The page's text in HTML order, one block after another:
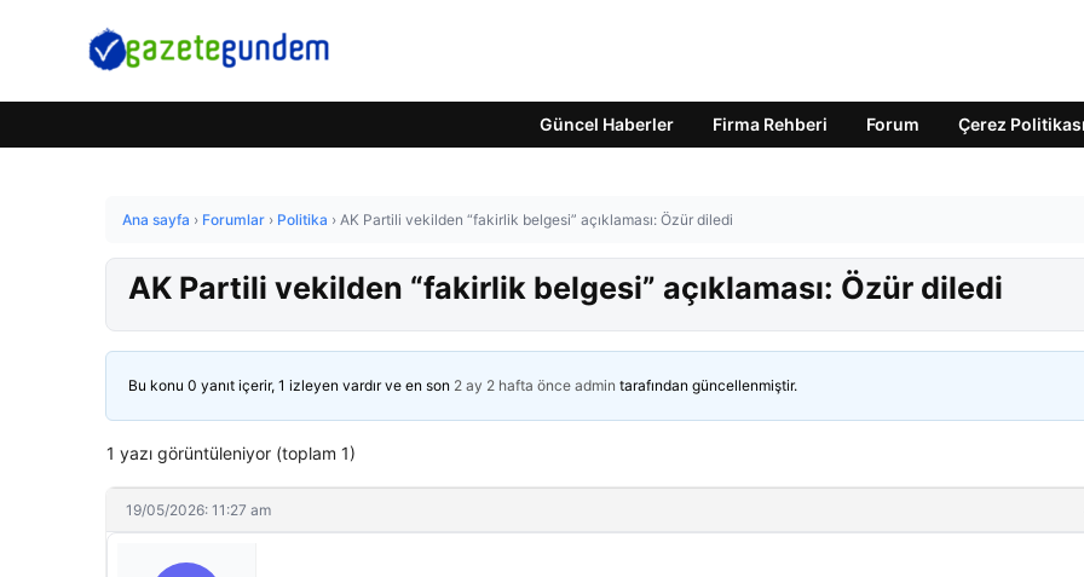
Güncel Haberler Firma Rehberi Forum Çerez Politikası
Ana sayfa › Forumlar › Politika › AK Partili vekilden “fakirlik belgesi” açıklaması: Özür diledi
AK Partili vekilden “fakirlik belgesi” açıklaması: Özür diledi
Bu konu 0 yanıt içerir, 1 izleyen vardır ve en son 2 ay 2 hafta önce admin tarafından güncellenmiştir.
1 yazı görüntüleniyor (toplam 1)
19/05/2026: 11:27 am